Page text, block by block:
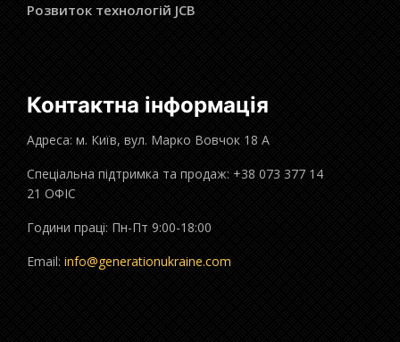
Розвиток технологій JCB
Контактна інформація
Адреса: м. Київ, вул. Марко Вовчок 18 А
Спеціальна підтримка та продаж: +38 073 377 14
21 ОФІС
Години праці: Пн-Пт 9:00-18:00
Email: info@generationukraine.com